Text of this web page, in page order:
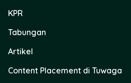
KPR
Tabungan
Artikel
Content Placement di Tuwaga